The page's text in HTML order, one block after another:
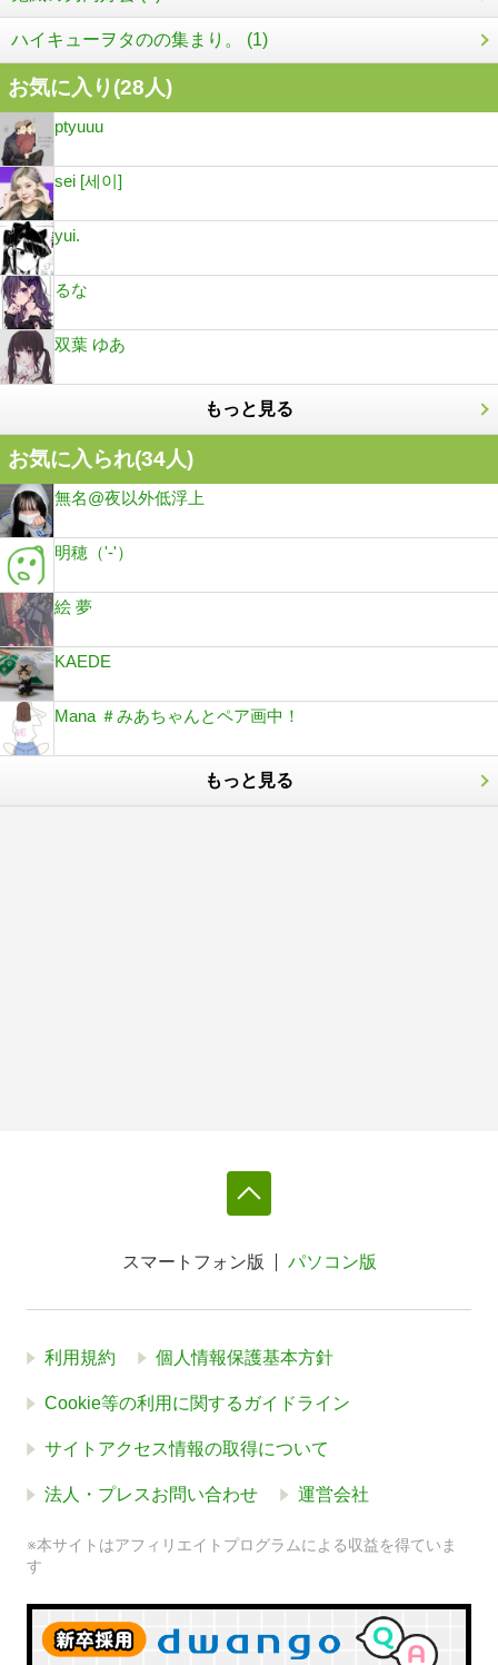
ハイキューヲタのの集まり。 (1)
お気に入り(28人)
ptyuuu
sei [세이]
yui.
るな
双葉 ゆあ
もっと見る
お気に入られ(34人)
無名@夜以外低浮上
明穂（'-'）
絵 夢
KAEDE
Mana ＃みあちゃんとペア画中！
もっと見る
スマートフォン版 パソコン版
利用規約 個人情報保護基本方針
Cookie等の利用に関するガイドライン
サイトアクセス情報の取得について
法人・プレスお問い合わせ 運営会社
※本サイトはアフィリエイトプログラムによる収益を得ていま
す